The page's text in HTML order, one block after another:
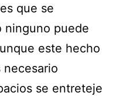
que se
ninguno puede
este hecho
se entreteje